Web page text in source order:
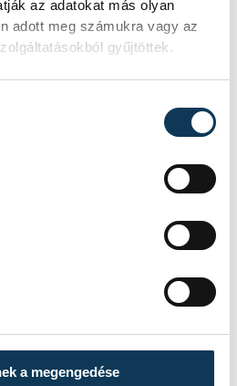
az adatokat más olyan
adott meg számukra vagy az
gyűjtöttek.
a megengedése
KÉZILABDA NB I/B
26
RÉSZLETEK
KÉZILABDA NB I/B
26
FKC